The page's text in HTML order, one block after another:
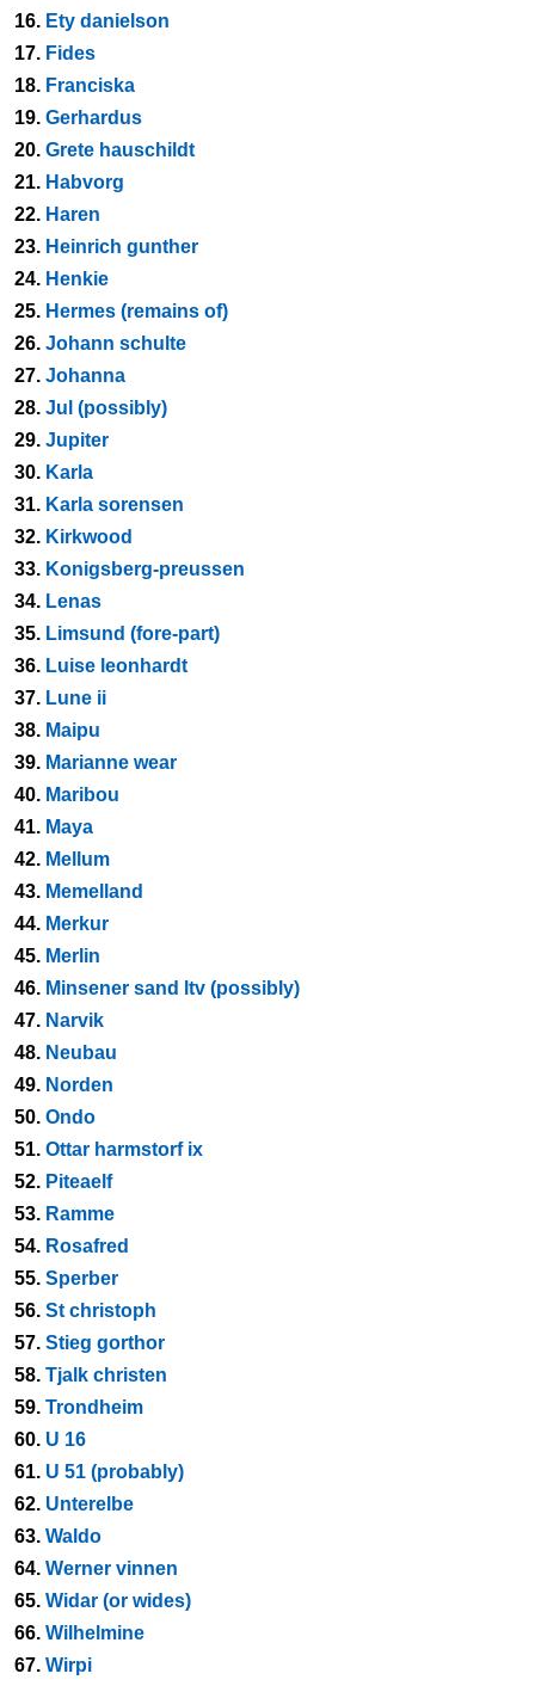
16. Ety danielson
17. Fides
18. Franciska
19. Gerhardus
20. Grete hauschildt
21. Habvorg
22. Haren
23. Heinrich gunther
24. Henkie
25. Hermes (remains of)
26. Johann schulte
27. Johanna
28. Jul (possibly)
29. Jupiter
30. Karla
31. Karla sorensen
32. Kirkwood
33. Konigsberg-preussen
34. Lenas
35. Limsund (fore-part)
36. Luise leonhardt
37. Lune ii
38. Maipu
39. Marianne wear
40. Maribou
41. Maya
42. Mellum
43. Memelland
44. Merkur
45. Merlin
46. Minsener sand ltv (possibly)
47. Narvik
48. Neubau
49. Norden
50. Ondo
51. Ottar harmstorf ix
52. Piteaelf
53. Ramme
54. Rosafred
55. Sperber
56. St christoph
57. Stieg gorthor
58. Tjalk christen
59. Trondheim
60. U 16
61. U 51 (probably)
62. Unterelbe
63. Waldo
64. Werner vinnen
65. Widar (or wides)
66. Wilhelmine
67. Wirpi